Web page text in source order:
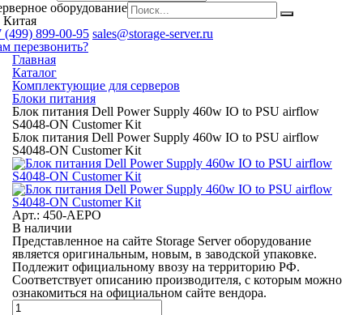
оборудование
Китая
(499) 899-00-95 sales@storage-server.ru
перезвонить?
Главная
Каталог
Комплектующие для серверов
Блоки питания
Блок питания Dell Power Supply 460w IO to PSU airflow
S4048-ON Customer Kit
Блок питания Dell Power Supply 460w IO to PSU airflow
S4048-ON Customer Kit
Арт.: 450-AEPO
В наличии
Представленное на сайте Storage Server оборудование
является оригинальным, новым, в заводской упаковке.
Подлежит официальному ввозу на территорию РФ.
Соответствует описанию производителя, с которым можно
ознакомиться на официальном сайте вендора.